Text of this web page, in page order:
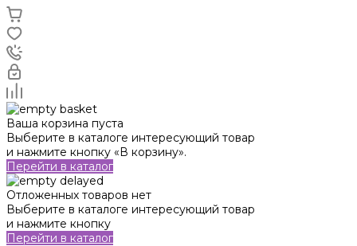
Ваша корзина пуста
Выберите в каталоге интересующий товар
и нажмите кнопку «В корзину».
Перейти в каталог
Отложенных товаров нет
Выберите в каталоге интересующий товар
и нажмите кнопку
Перейти в каталог